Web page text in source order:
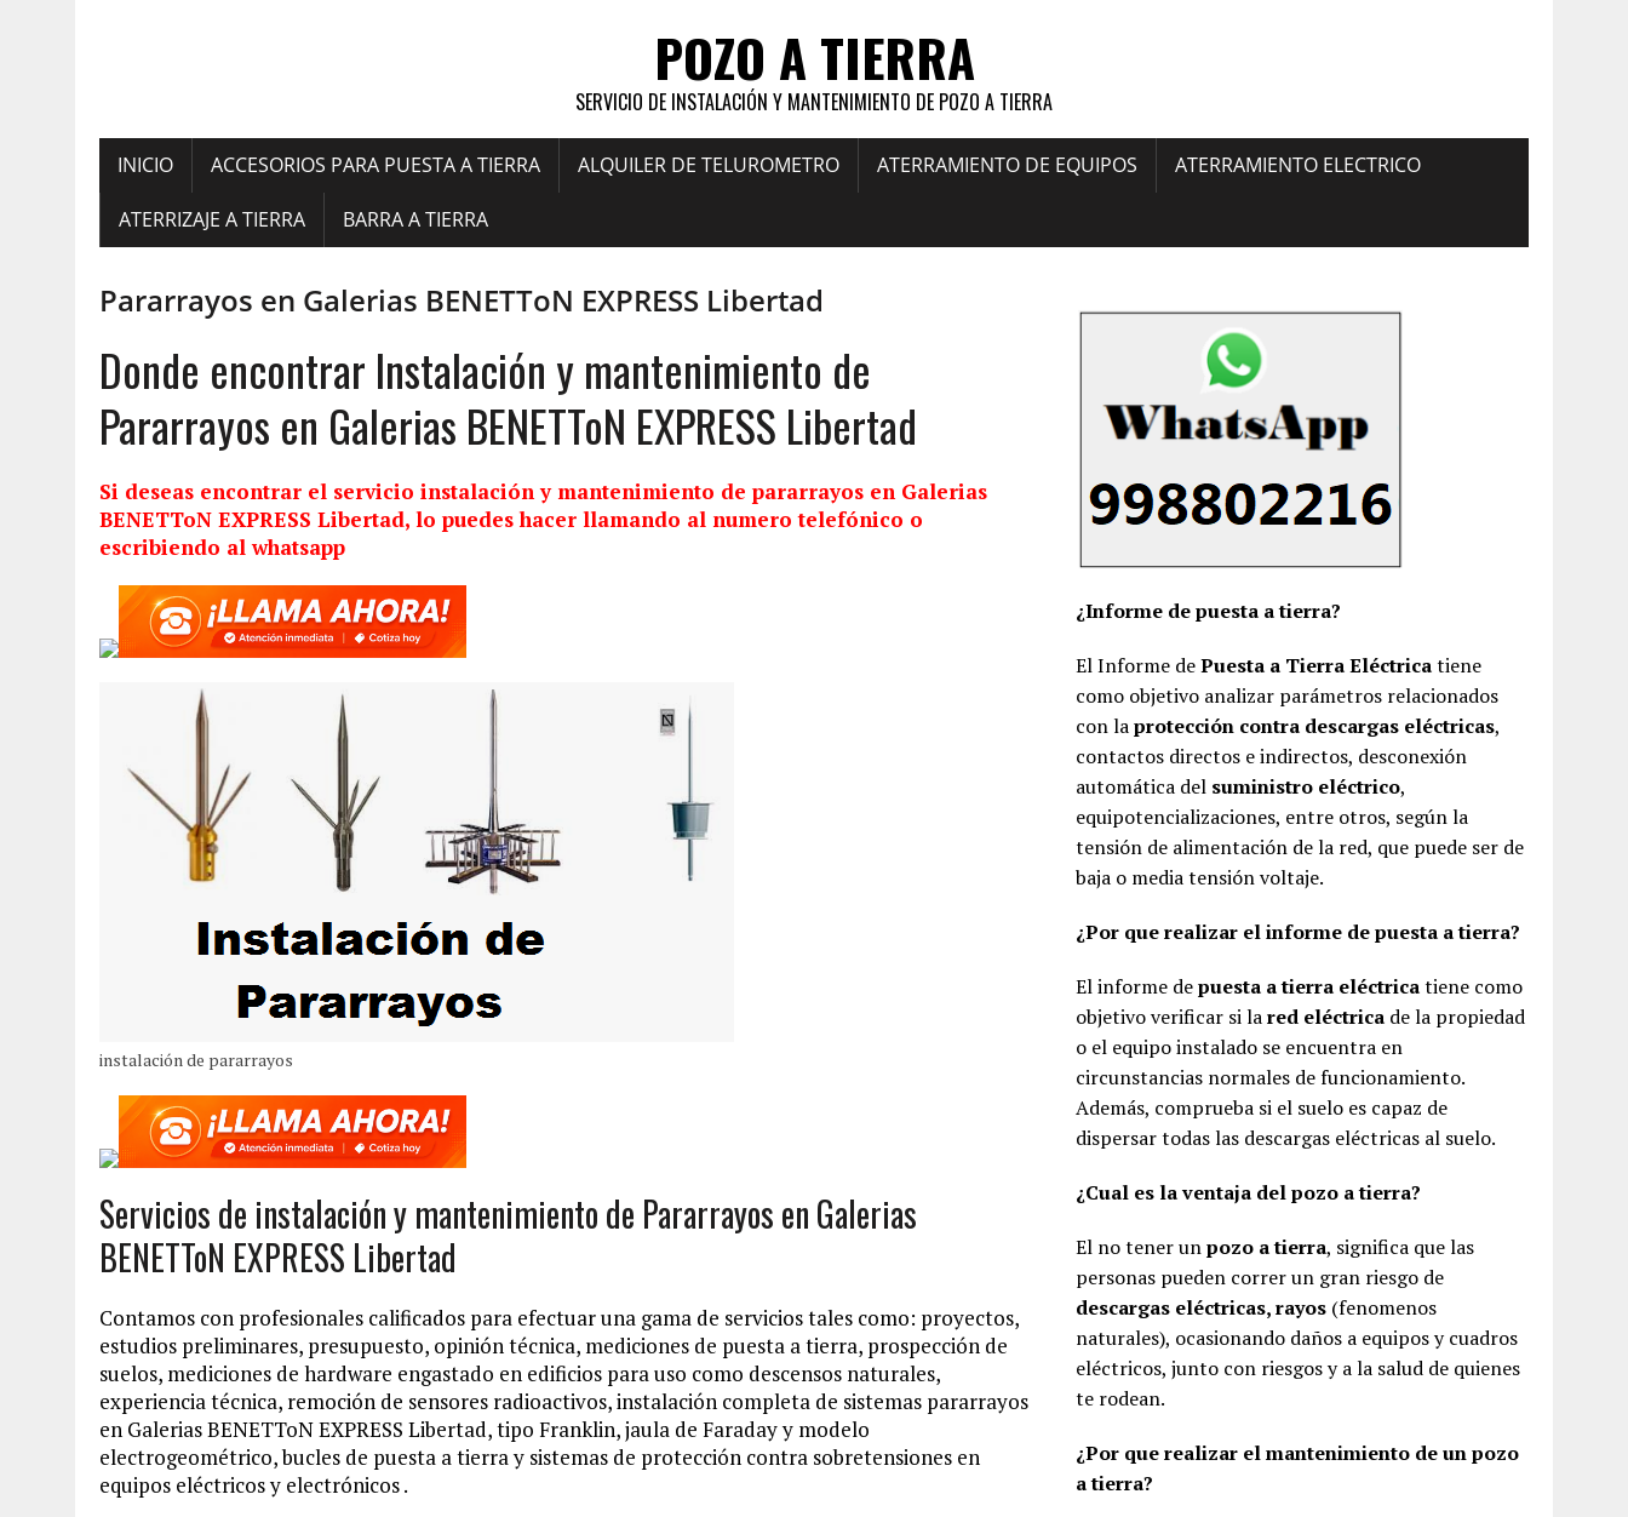
POZO A TIERRA
SERVICIO DE INSTALACIÓN Y MANTENIMIENTO DE POZO A TIERRA
INICIO ACCESORIOS PARA PUESTA A TIERRA ALQUILER DE TELUROMETRO ATERRAMIENTO DE EQUIPOS ATERRAMIENTO ELECTRICO
ATERRIZAJE A TIERRA BARRA A TIERRA
Pararrayos en Galerias BENETToN EXPRESS Libertad
Donde encontrar Instalación y mantenimiento de
Pararrayos en Galerias BENETToN EXPRESS Libertad
Si deseas encontrar el servicio instalacióny mantenimiento de pararrayos en Galerias
BENETToN EXPRESS Libertad, lo puedes hacer llamando al numero telefónico o
escribiendo al whatsapp
instalación de pararrayos
Servicios de instalación y mantenimiento de Pararrayos en Galerias
BENETToN EXPRESS Libertad
Contamos con profesionales calificados para efectuar una gama de servicios tales como: proyectos,
estudios preliminares, presupuesto, opinión técnica, mediciones de puesta a tierra, prospección de
suelos, mediciones de hardware engastado en edificios para uso como descensos naturales,
experiencia técnica, remoción de sensores radioactivos, instalación completa de sistemas pararrayos
en Galerias BENETToN EXPRESS Libertad, tipo Franklin, jaula de Faraday y modelo
electrogeométrico, bucles de puesta a tierra y sistemas de protección contra sobretensiones en
equipos eléctricos y electrónicos .
¿Informe de puesta a tierra?
El Informe dePuesta a Tierra Eléctricatiene
como objetivo analizar parámetros relacionados
con laprotección contra descargas eléctricas,
contactos directos e indirectos, desconexión
automática del suministro eléctrico,
equipotencializaciones, entre otros, según la
tensión de alimentación de la red, que puede ser de
baja o media tensión voltaje.
¿Por que realizar el informe de puesta a tierra?
El informe depuesta a tierra eléctricatiene como
objetivo verificar si lared eléctrica de la propiedad
o el equipo instalado se encuentra en
circunstancias normales de funcionamiento.
Además, comprueba si el suelo es capaz de
dispersar todas las descargas eléctricas al suelo.
¿Cual es la ventaja del pozo a tierra?
El no tener unpozo a tierra, significa que las
personas pueden correr un gran riesgo de
descargas eléctricas, rayos (fenomenos
naturales), ocasionando daños a equipos y cuadros
eléctricos, junto con riesgos y a la salud de quienes
te rodean.
¿Por que realizar el mantenimiento de un pozo
a tierra?